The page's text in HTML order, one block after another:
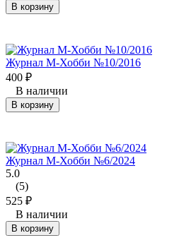
В корзину
Журнал М-Хобби №10/2016
400 ₽
В наличии
В корзину
Журнал М-Хобби №6/2024
5.0
(5)
525 ₽
В наличии
В корзину